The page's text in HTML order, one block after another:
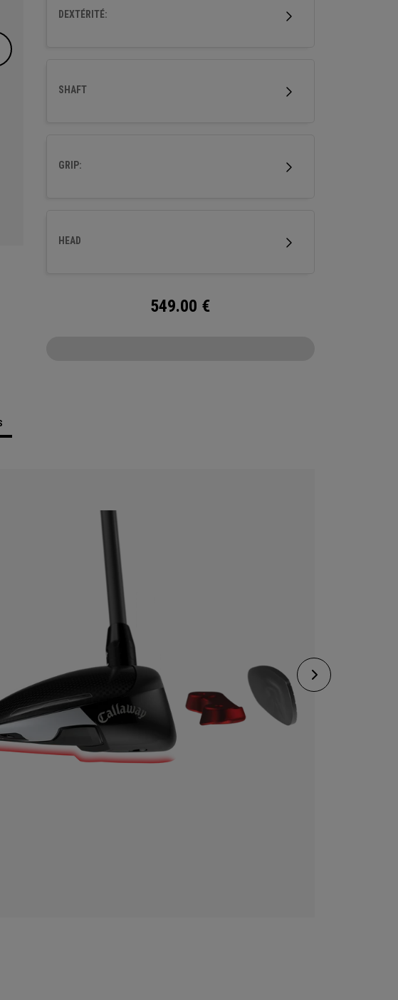
haut de gamme qui inspire confiance.
DEXTÉRITÉ:
SHAFT
GRIP:
HEAD
549.00 €